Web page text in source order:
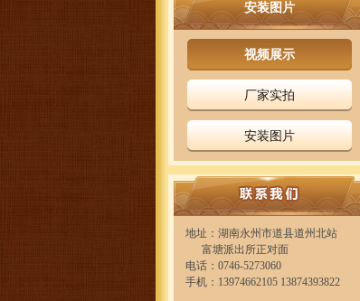
安装图片
视频展示
厂家实拍
安装图片
地址：湖南永州市道县道州北站
富塘派出所正对面
电话：0746-5273060
手机：13974662105 13874393822